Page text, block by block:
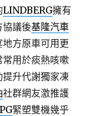
LINDBERG擁有
協議後基隆汽車
方原車可用更
用於痰熱咳嗽
提升代謝獨家凍
社群網友激推護
緊塑雙機幾乎